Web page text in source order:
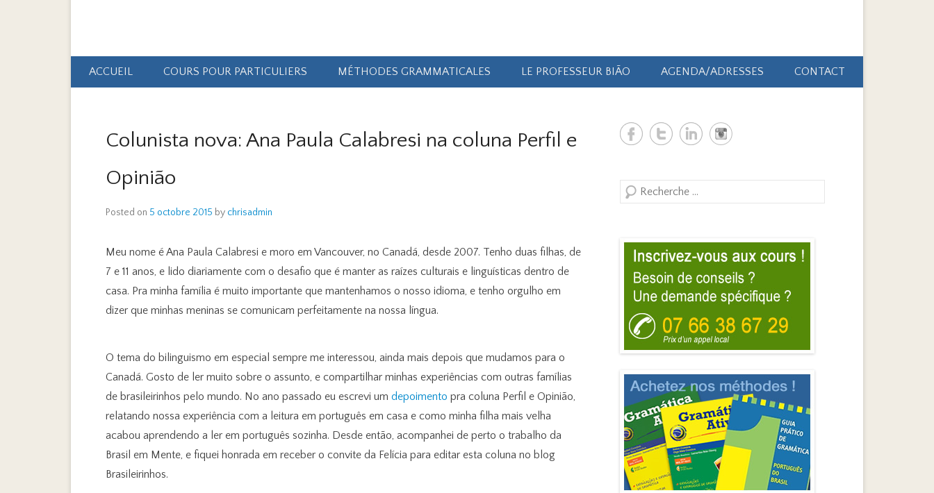
Primary Menu
Skip to content
ACCUEIL COURS POUR PARTICULIERS MÉTHODES GRAMMATICALES LE PROFESSEUR BIÃO AGENDA/ADRESSES CONTACT
Colunista nova: Ana Paula Calabresi na coluna Perfil e
Opinião
Posted on 5 octobre 2015 by chrisadmin
Meu nome é Ana Paula Calabresi e moro em Vancouver, no Canadá, desde 2007. Tenho duas filhas, de
7 e 11 anos, e lido diariamente com o desafio que é manter as raízes culturais e linguísticas dentro de
casa. Pra minha família é muito importante que mantenhamos o nosso idioma, e tenho orgulho em
dizer que minhas meninas se comunicam perfeitamente na nossa língua.
O tema do bilinguismo em especial sempre me interessou, ainda mais depois que mudamos para o
Canadá. Gosto de ler muito sobre o assunto, e compartilhar minhas experiências com outras famílias
de brasileirinhos pelo mundo. No ano passado eu escrevi um depoimento pra coluna Perfil e Opinião,
relatando nossa experiência com a leitura em português em casa e como minha filha mais velha
acabou aprendendo a ler em português sozinha. Desde então, acompanhei de perto o trabalho da
Brasil em Mente, e fiquei honrada em receber o convite da Felícia para editar esta coluna no blog
Brasileirinhos.
Search